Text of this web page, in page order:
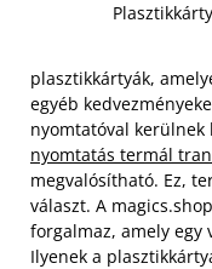
plasztikkártyák,
egyéb
nyomtatóval kerülnek
nyomtatás termál
megvalósítható. Ez,
választ. A
forgalmaz, amely egy
Ilyenek a